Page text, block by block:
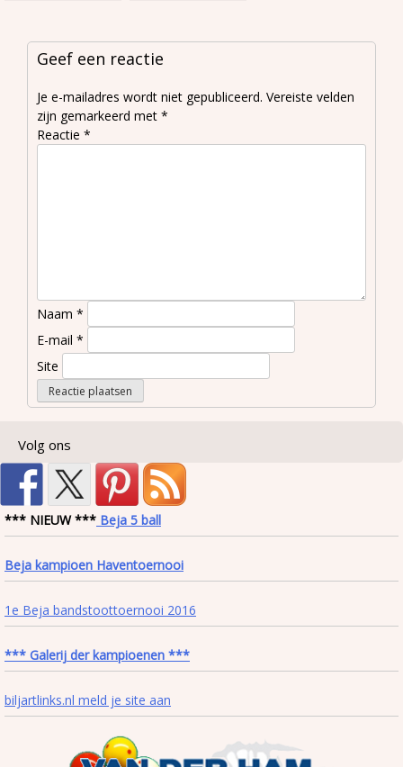
Geef een reactie
Je e-mailadres wordt niet gepubliceerd. Vereiste velden
zijn gemarkeerd met *
Reactie *
Naam *
E-mail *
Site
Volg ons
*** NIEUW *** Beja 5 ball
Beja kampioen Haventoernooi
1e Beja bandstoottoernooi 2016
*** Galerij der kampioenen ***
biljartlinks.nl meld je site aan